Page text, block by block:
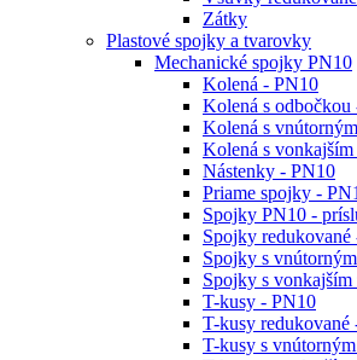
Zátky
Plastové spojky a tvarovky
Mechanické spojky PN10
Kolená - PN10
Kolená s odbočkou
Kolená s
Kolená s
Nástenky - PN10
Priame spojky -
Spojky PN10 -
Spojky redukované
Spojky s
Spojky s
T-kusy - PN10
T-kusy redukované
T-kusy s